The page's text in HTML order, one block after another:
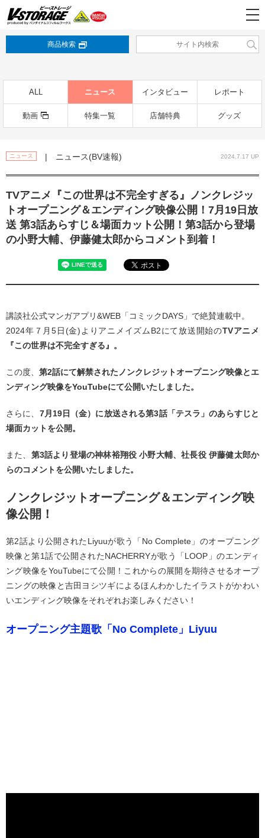
商品検索
ALL ニュース インタビュー レポート
動画 特集一覧 店舗特典 グッズ
ニュース | ニュース(BV速報) 2024.7.17 UP
TVアニメ『この世界は不完全すぎる』ノンクレジッ
トオープニング＆エンディング映像公開！7月19日放
送 第3話あらすじ＆場面カット公開！第3話から登場
の小野大輔、伊藤健太郎からコメント到着！
講談社公式マンガアプリ&WEB「コミックDAYS」で絶賛連載中。
2024年７月5日(金)よりアニメイズムB2にて放送開始のTVアニメ
『この世界は不完全すぎる』。
この度、 第2話にて解禁されたノンクレジットオープニング映像とエ
ンディング映像をYouTubeにて公開いたしました。
さらに、 7月19日（金）に放送される第3話「テスラ」のあらすじと
場面カットを公開。
また、 第3話より登場の神林裕翔役 小野大輔、社長役 伊藤健太郎か
らのコメントを公開いたしました。
ノンクレジットオープニング＆エンディング映
像公開！
第2話より公開されたLiyuuが歌う「No Complete」のオープニング
映像と第1話で公開されたNACHERRYが歌う「LOOP」のエンディ
ング映像をYouTubeにて公開！これからの展開を期待させるオープ
ニングの映像と吉田ヨシツギによるほんわかしたイラストがかわい
いエンディング映像をそれぞれお楽しみください！
オープニング主題歌「No Complete」Liyuu